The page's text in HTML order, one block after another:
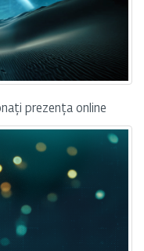
prezența online